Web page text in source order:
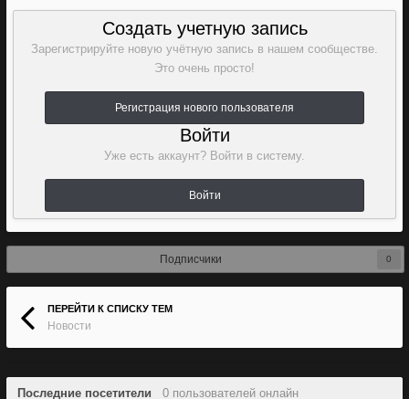
Создать учетную запись
Зарегистрируйте новую учётную запись в нашем сообществе.
Это очень просто!
Регистрация нового пользователя
Войти
Уже есть аккаунт? Войти в систему.
Войти
Подписчики 0
ПЕРЕЙТИ К СПИСКУ ТЕМ
Новости
Последние посетители 0 пользователей онлайн